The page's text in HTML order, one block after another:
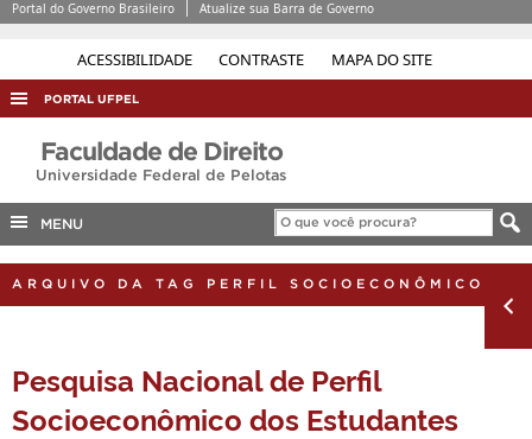
ACESSIBILIDADE CONTRASTE MAPA DO SITE
Portal do Governo Brasileiro Atualize sua Barra de Governo
PORTAL UFPEL
ACESSO À INFORMAÇÃO
AUDITORIA
COBALTO
OUVIDORIA
PORTARIAS
Faculdade de Direito
Universidade Federal de Pelotas
MENU
ARQUIVO DA TAG PERFIL SOCIOECONÔMICO
Pesquisa Nacional de Perfil
Socioeconômico dos Estudantes